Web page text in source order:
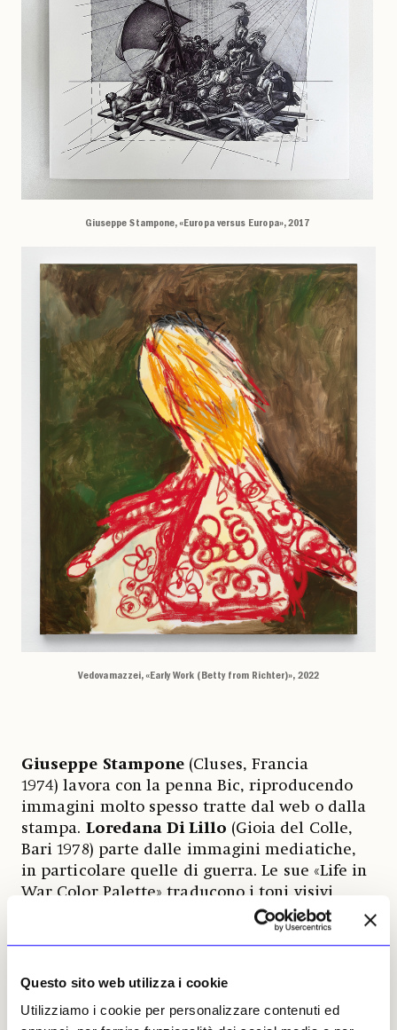
Questo sito web utilizza i cookie
Utilizziamo i cookie per personalizzare contenuti ed
Giuseppe Stampone, «Europa versus Europa», 2017
Vedovamazzei, «Early Work (Betty from Richter)», 2022
Giuseppe Stampone (Cluses, Francia
1974) lavora con la penna Bic, riproducendo
immagini molto spesso tratte dal web o dalla
stampa. Loredana Di Lillo (Gioia del Colle,
Bari 1978) parte dalle immagini mediatiche,
in particolare quelle di guerra. Le sue «Life in
War Color Palette» traducono i toni visivi
delle prime pagine dei giornali in geometrie
astratte: grigi, verdi militari, neri, poi rosa,
1974) l’immagine si dissolve in forma. Le sue
fotografie di riviste, pubblicità o film, sono